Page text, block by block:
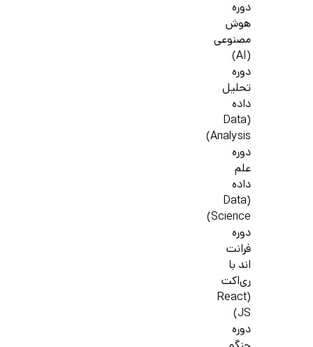
دوره
هوش
مصنوعی
(AI)
دوره
تحلیل
داده
(Data
Analysis)
دوره
علم
داده
(Data
Science)
دوره
فرانت
اند با
ری‌اکت
(React
JS)
دوره